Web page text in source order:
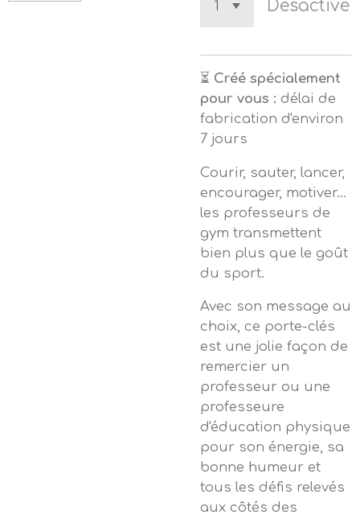
Désactivé
⏳ Créé spécialement
pour vous : délai de
fabrication d'environ
7 jours
Courir, sauter, lancer,
encourager, motiver...
les professeurs de
gym transmettent
bien plus que le goût
du sport.
Avec son message au
choix, ce porte-clés
est une jolie façon de
remercier un
professeur ou une
professeure
d'éducation physique
pour son énergie, sa
bonne humeur et
tous les défis relevés
aux côtés des